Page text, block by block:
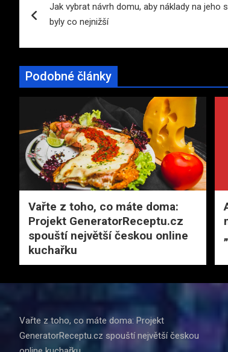
pro
příspěvek
Jak vybrat návrh domu, aby náklady na jeho
byly co nejnižší
Podobné články
Vařte z toho, co máte doma:
Projekt GeneratorReceptu.cz
spouští největší českou online
kuchařku
Vařte z toho, co máte doma: Projekt
GeneratorReceptu.cz spouští největší českou